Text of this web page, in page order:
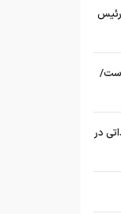
است/
در